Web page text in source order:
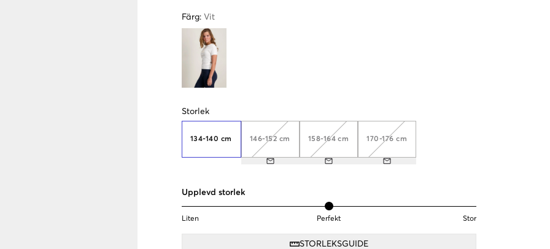
Färg: Vit
Storlek
134-140 cm 146-152 cm 158-164 cm 170-176 cm
Upplevd storlek
Liten Perfekt Stor
STORLEKSGUIDE